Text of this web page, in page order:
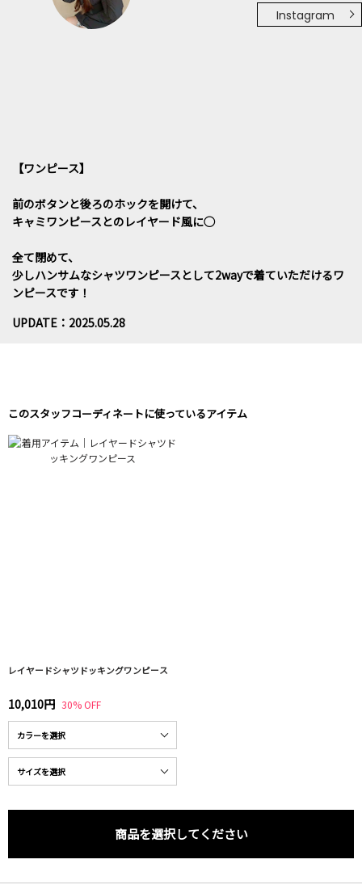
Instagram
【ワンピース】
前のボタンと後ろのホックを開けて、
キャミワンピースとのレイヤード風に◯
全て閉めて、
少しハンサムなシャツワンピースとして2wayで着ていただけるワ
ンピースです！
UPDATE：2025.05.28
このスタッフコーディネートに使っているアイテム
レイヤードシャツドッキングワンピース
10,010円 30% OFF
商品を選択してください